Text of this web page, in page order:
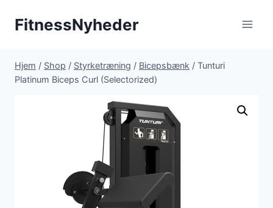
FitnessNyheder
Hjem / Shop / Styrketræning / Bicepsbænk / Tunturi
Platinum Biceps Curl (Selectorized)